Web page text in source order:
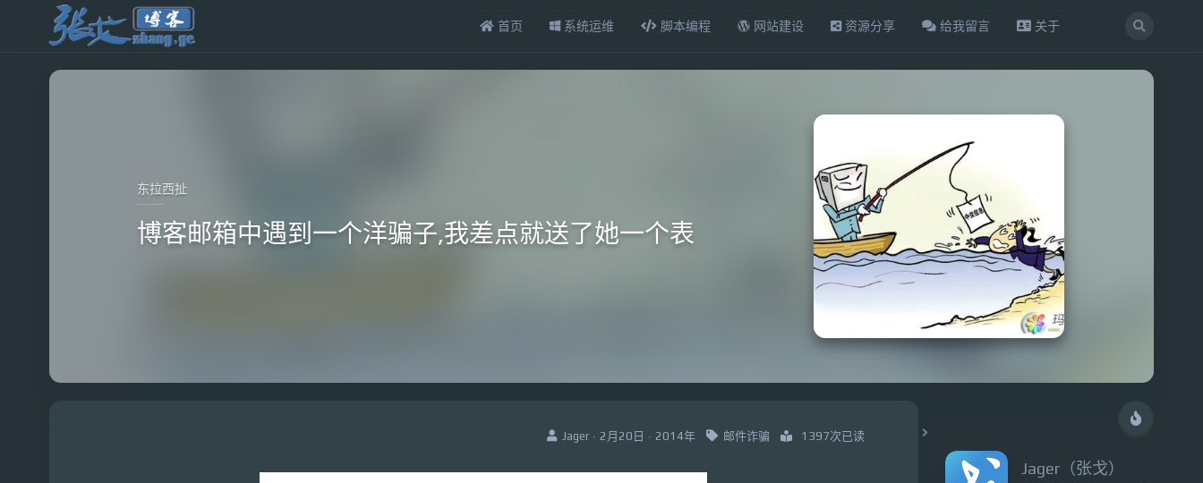
首页 系统运维 脚本编程 网站建设 资源分享 给我留言 关于
东拉西扯
博客邮箱中遇到一个洋骗子,我差点就送了她一个表
Jager · 2月20日 · 2014年 邮件诈骗 1397次已读
Jager（张戈）